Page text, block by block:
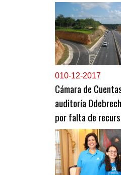
010-12-2017
Cámara de
auditoría
por falta de